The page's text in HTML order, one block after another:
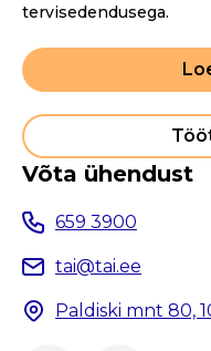
tervisedendusega.
Võta ühendust
659 3900
tai@tai.ee
Paldiski mnt 80,